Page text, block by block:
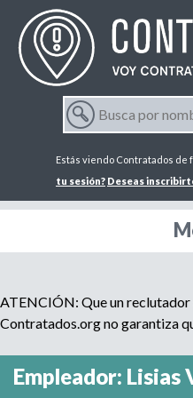
u
l
B
u
c
a
p
m
b
e
d
Estás viendo Contratados de
tu sesión? Deseas
ATENCIÓN: Que un reclutador
Contratados.org no garantiza
Empleador: Lisias